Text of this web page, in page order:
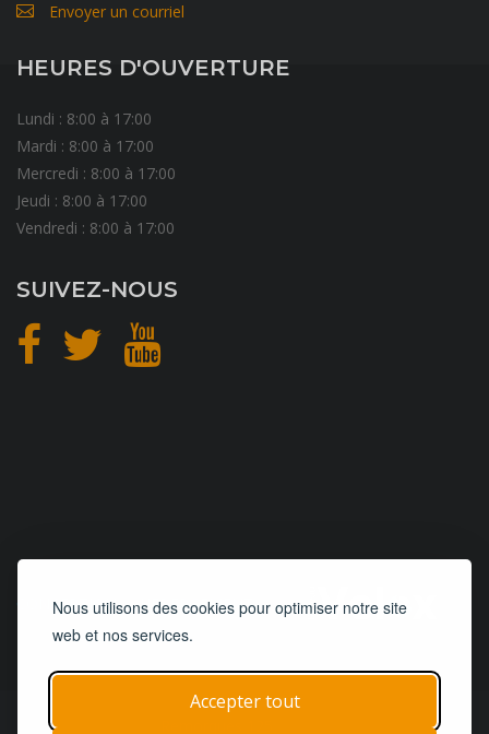
Nous utilisons des cookies pour optimiser notre site
web et nos services.
Accepter tout
Envoyer un courriel
HEURES D'OUVERTURE
Lundi : 8:00 à 17:00
Mardi : 8:00 à 17:00
Mercredi : 8:00 à 17:00
Jeudi : 8:00 à 17:00
Vendredi : 8:00 à 17:00
SUIVEZ-NOUS
CONCEPTIONetHÉBERGEMENT
© 2019 - 2026 | Tous droits réservés